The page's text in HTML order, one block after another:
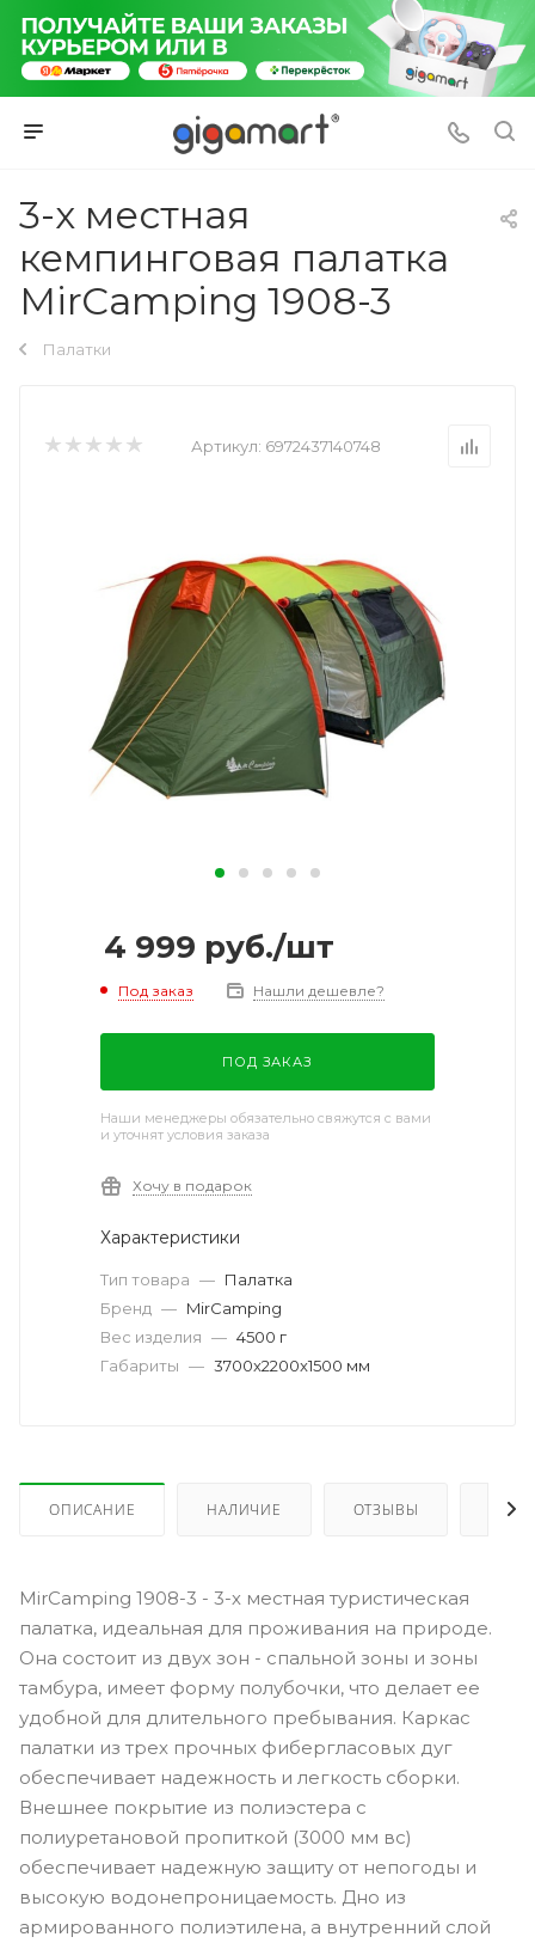
3-х местная
кемпинговая палатка
MirCamping 1908-3
Палатки
Артикул: 6972437140748
4 999 руб./шт
Под заказ Нашли дешевле?
ПОД ЗАКАЗ
Наши менеджеры обязательно свяжутся с вами
и уточнят условия заказа
Хочу в подарок
Характеристики
Тип товара — Палатка
Бренд — MirCamping
Вес изделия — 4500 г
Габариты — 3700x2200x1500 мм
ОПИСАНИЕ НАЛИЧИЕ ОТЗЫВЫ КАК
MirCamping 1908-3 - 3-х местная туристическая
палатка, идеальная для проживания на природе.
Она состоит из двух зон - спальной зоны и зоны
тамбура, имеет форму полубочки, что делает ее
удобной для длительного пребывания. Каркас
палатки из трех прочных фибергласовых дуг
обеспечивает надежность и легкость сборки.
Внешнее покрытие из полиэстера с
полиуретановой пропиткой (3000 мм вс)
обеспечивает надежную защиту от непогоды и
высокую водонепроницаемость. Дно из
армированного полиэтилена, а внутренний слой